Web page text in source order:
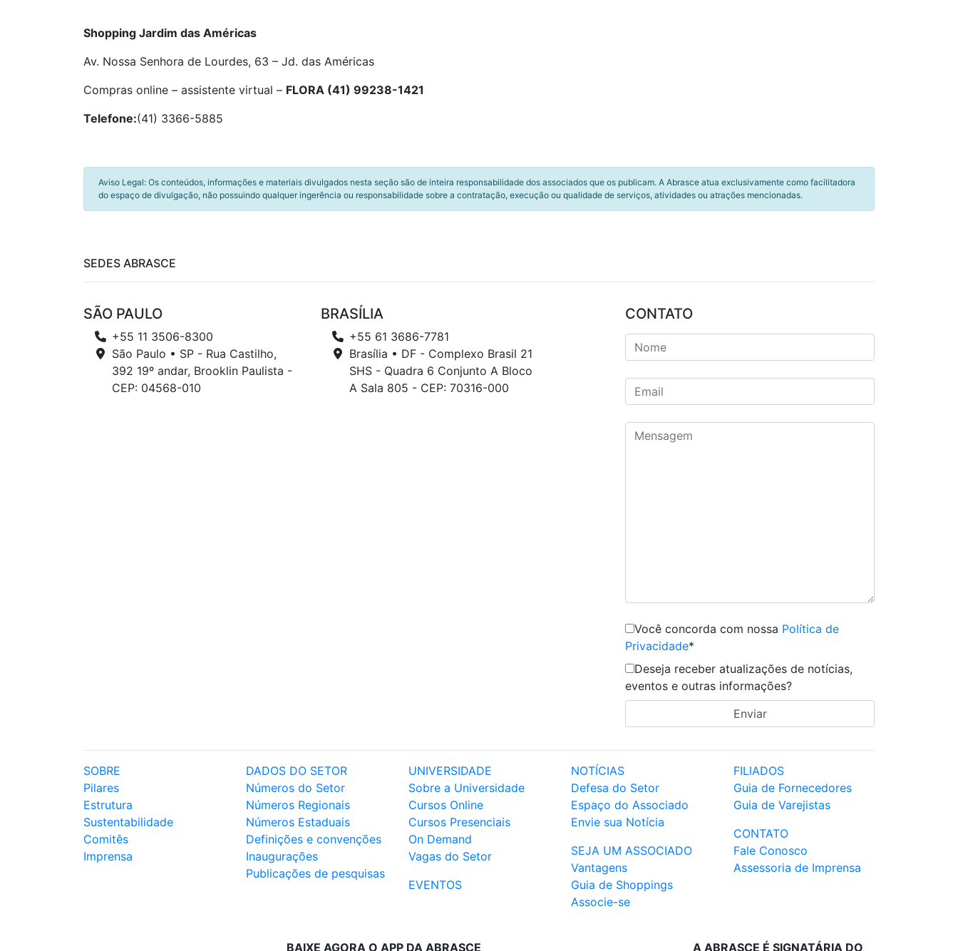
Shopping Jardim das Américas
Av. Nossa Senhora de Lourdes, 63 – Jd. das Américas
Compras online – assistente virtual – FLORA (41) 99238-1421
Telefone:(41) 3366-5885
Aviso Legal: Os conteúdos, informações e materiais divulgados nesta seção são de inteira responsabilidade dos associados que os publicam. A Abrasce atua exclusivamente como facilitadora
do espaço de divulgação, não possuindo qualquer ingerência ou responsabilidade sobre a contratação, execução ou qualidade de serviços, atividades ou atrações mencionadas.
SEDES ABRASCE
SÃO PAULO
+55 11 3506-8300
São Paulo • SP - Rua Castilho,
392 19º andar, Brooklin Paulista -
CEP: 04568-010
BRASÍLIA
+55 61 3686-7781
Brasília • DF - Complexo Brasil 21
SHS - Quadra 6 Conjunto A Bloco
A Sala 805 - CEP: 70316-000
CONTATO
Você concorda com nossa Política de
Privacidade*
Deseja receber atualizações de notícias,
eventos e outras informações?
SOBRE
Pilares
Estrutura
Sustentabilidade
Comitês
Imprensa
DADOS DO SETOR
Números do Setor
Números Regionais
Números Estaduais
Definições e convenções
Inaugurações
Publicações de pesquisas
UNIVERSIDADE
Sobre a Universidade
Cursos Online
Cursos Presenciais
On Demand
Vagas do Setor
EVENTOS
NOTÍCIAS
Defesa do Setor
Espaço do Associado
Envie sua Notícia
SEJA UM ASSOCIADO
Vantagens
Guia de Shoppings
Associe-se
FILIADOS
Guia de Fornecedores
Guia de Varejistas
CONTATO
Fale Conosco
Assessoria de Imprensa
BAIXE AGORA O APP DA ABRASCE A ABRASCE É SIGNATÁRIA DO